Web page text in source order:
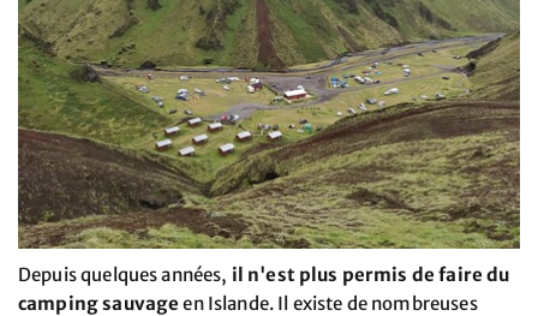
Depuis quelques années, il n'est plus permis de faire du
camping sauvage en Islande. Il existe de nombreuses